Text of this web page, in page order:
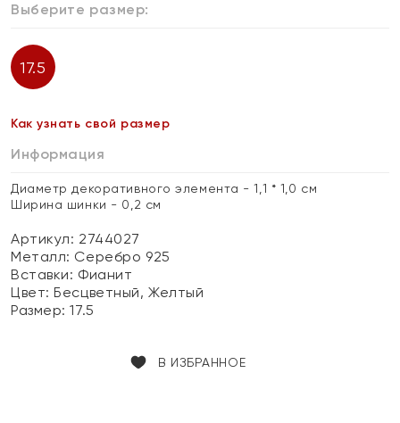
Выберите размер:
17.5
Как узнать свой размер
Информация
Диаметр декоративного элемента - 1,1 * 1,0 см
Ширина шинки - 0,2 см
Артикул: 2744027
Металл: Серебро 925
Вставки: Фианит
Цвет:Бесцветный, Желтый
Размер:17.5
В ИЗБРАННОЕ